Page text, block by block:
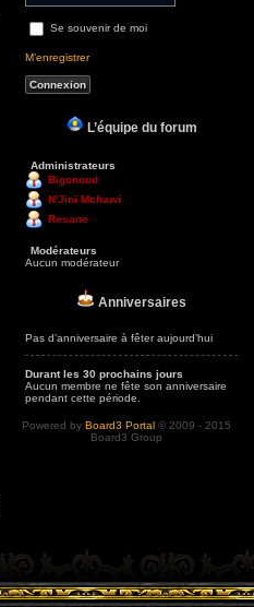
Se souvenir de moi
M’enregistrer
L’équipe du forum
Administrateurs
Bigonoud
N'Jini Mchawi
Resane
Modérateurs
Aucun modérateur
Anniversaires
Pas d’anniversaire à fêter aujourd’hui
Durant les 30 prochains jours
Aucun membre ne fête son anniversaire
pendant cette période.
Powered by Board3 Portal © 2009 - 2015
Board3 Group